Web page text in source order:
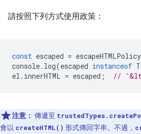
請按照下列方式使用政策：
const escaped = escapeHTMLPolicy
console. log(escaped instanceof
el . innerHTML = escaped ; //
注意： 傳遞至
會以 createHTML() 形式傳回字串。不過，